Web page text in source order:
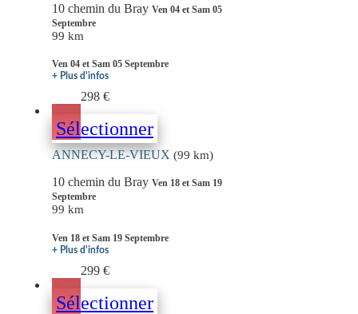
10 chemin du Bray Ven 04 et Sam 05
Septembre
99 km
Ven 04 et Sam 05 Septembre
+ Plus d'infos
298 €
Sélectionner
ANNECY-LE-VIEUX (99 km)
10 chemin du Bray Ven 18 et Sam 19
Septembre
99 km
Ven 18 et Sam 19 Septembre
+ Plus d'infos
299 €
Sélectionner